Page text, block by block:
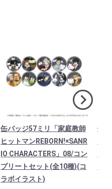
缶バッジ57ミリ「家庭教師
ヒットマンREBORN!×SANR
IO CHARACTERS」08/コン
プリートセット(全10種)(コ
ラボイラスト)
缶